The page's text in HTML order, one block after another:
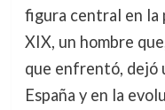
figura central en la
XIX, un hombre
que enfrentó, dejó
España y en la